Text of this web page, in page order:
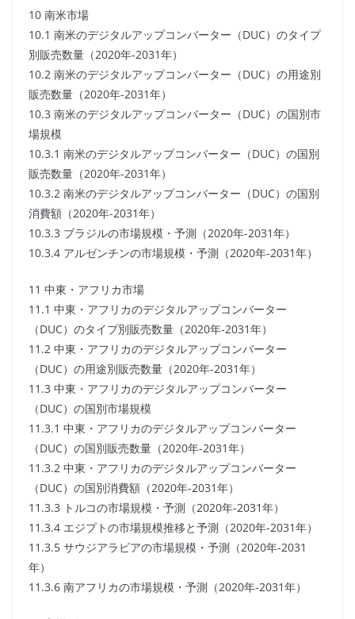
10 南米市場
10.1 南米のデジタルアップコンバーター（DUC）のタイプ
別販売数量（2020年-2031年）
10.2 南米のデジタルアップコンバーター（DUC）の用途別
販売数量（2020年-2031年）
10.3 南米のデジタルアップコンバーター（DUC）の国別市
場規模
10.3.1 南米のデジタルアップコンバーター（DUC）の国別
販売数量（2020年-2031年）
10.3.2 南米のデジタルアップコンバーター（DUC）の国別
消費額（2020年-2031年）
10.3.3 ブラジルの市場規模・予測（2020年-2031年）
10.3.4 アルゼンチンの市場規模・予測（2020年-2031年）
11 中東・アフリカ市場
11.1 中東・アフリカのデジタルアップコンバーター
（DUC）のタイプ別販売数量（2020年-2031年）
11.2 中東・アフリカのデジタルアップコンバーター
（DUC）の用途別販売数量（2020年-2031年）
11.3 中東・アフリカのデジタルアップコンバーター
（DUC）の国別市場規模
11.3.1 中東・アフリカのデジタルアップコンバーター
（DUC）の国別販売数量（2020年-2031年）
11.3.2 中東・アフリカのデジタルアップコンバーター
（DUC）の国別消費額（2020年-2031年）
11.3.3 トルコの市場規模・予測（2020年-2031年）
11.3.4 エジプトの市場規模推移と予測（2020年-2031年）
11.3.5 サウジアラビアの市場規模・予測（2020年-2031
年）
11.3.6 南アフリカの市場規模・予測（2020年-2031年）